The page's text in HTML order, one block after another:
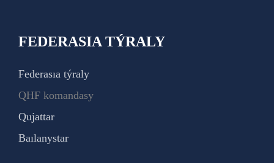
FEDERASIA TÝRALY
Federasıa týraly
QHF komandasy
Qujattar
Baılanystar